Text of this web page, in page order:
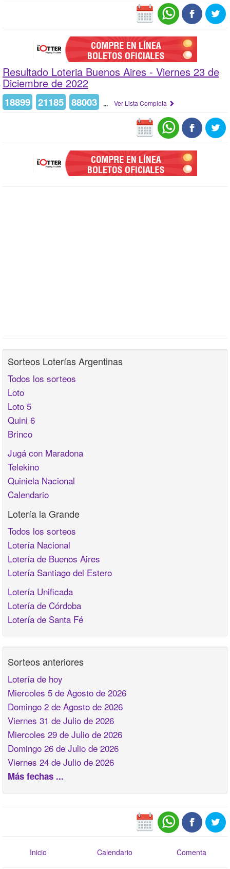
Resultado Loteria Buenos Aires - Viernes 23 de
Diciembre de 2022
18899 21185 88003 ... Ver Lista Completa
Sorteos Loterías Argentinas
Todos los sorteos
Loto
Loto 5
Quini 6
Brinco
Jugá con Maradona
Telekino
Quiniela Nacional
Calendario
Lotería la Grande
Todos los sorteos
Lotería Nacional
Lotería de Buenos Aires
Lotería Santiago del Estero
Lotería Unificada
Lotería de Córdoba
Lotería de Santa Fé
Sorteos anteriores
Lotería de hoy
Miercoles 5 de Agosto de 2026
Domingo 2 de Agosto de 2026
Viernes 31 de Julio de 2026
Miercoles 29 de Julio de 2026
Domingo 26 de Julio de 2026
Viernes 24 de Julio de 2026
Más fechas ...
Inicio Calendario Comenta